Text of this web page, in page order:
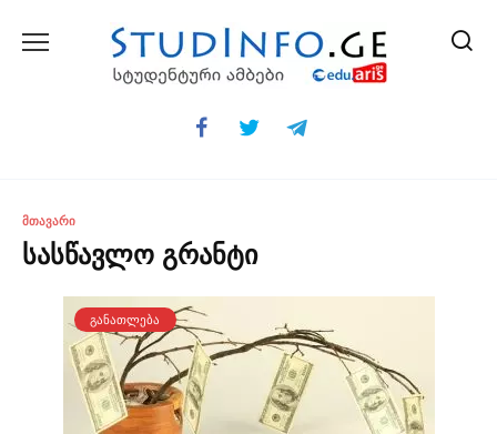
ᲛᲗᲐᲕᲐᲠᲘ
სასწავლო გრანტი
ᲒᲐᲜᲐᲗᲚᲔᲑᲐ